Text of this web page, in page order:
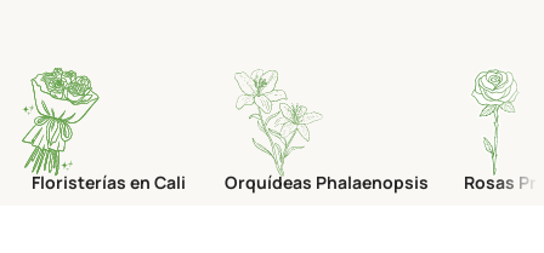
Floristerías en Cali Orquídeas Phalaenopsis Rosas